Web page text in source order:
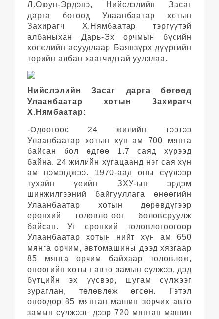
Л.Оюун-Эрдэнэ, Нийслэлийн Засаг
дарга бөгөөд Улаанбаатар хотын
Захирагч Х.Нямбаатар тэргүүтэй
албаныхан Дарь-Эх орчмын бүсийн
хөгжлийн асуудлаар Баянзүрх дүүргийн
төрийн албан хаагчидтай уулзлаа.
Нийслэлийн Засаг дарга бөгөөд
Улаанбаатар хотын Захирагч
Х.Нямбаатар:
-Одоогоос 24 жилийн тэртээ
Улаанбаатар хотын хүн ам 700 мянга
байсан бол өдгөө 1.7 саяд хүрээд
байна. 24 жилийн хугацаанд нэг сая хүн
ам нэмэгджээ. 1970-аад оны сүүлээр
тухайн үеийн ЗХУ-ын эрдэм
шинжилгээний байгууллага өнөөгийн
Улаанбаатар хотын дөрөвдүгээр
ерөнхий төлөвлөгөөг боловсруулж
байсан. Уг ерөнхий төлөвлөгөөгөөр
Улаанбаатар хотын нийт хүн ам 650
мянга орчим, автомашины дээд хязгаар
85 мянга орчим байхаар төлөвлөж,
өнөөгийн хотын авто замын сүлжээ, дэд
бүтцийн эх үүсвэр, шугам сүлжээг
зураглан, төлөвлөж өгсөн. Гэтэл
өнөөдөр 85 мянган машин зорчих авто
замын сүлжээн дээр 720 мянган машин